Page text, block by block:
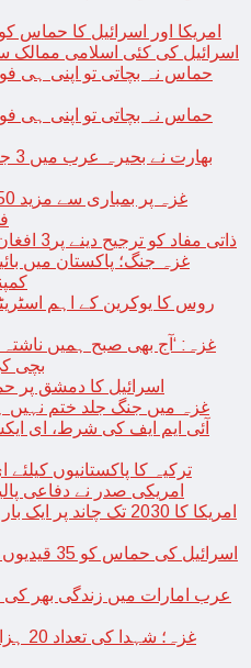
امریکا اور اسرائیل کا حماس
اسرائیل کی کئی اسلامی
حماس نہ بچاتی تو اپنی ہی
حماس نہ بچاتی تو اپنی ہی
ذاتی مفاد کو ترجیح دینے پر3 افغان کرکٹرز کیخلاف کارروائی
غزہ جنگ؛ پاکستان میں
روس کا یوکرین کے اہم
غزہ: ‘آج بھی صبح ہمیں
بچی
اسرائیل کا دمشق پر
غزہ میں جنگ جلد ختم نہیں
آئی ایم ایف کی شرط، ای
ترکیہ کا پاکستانیوں
امریکی صدر نے دفاعی
امریکا کا 2030 تک چاند
عرب امارات میں زندگی بھر